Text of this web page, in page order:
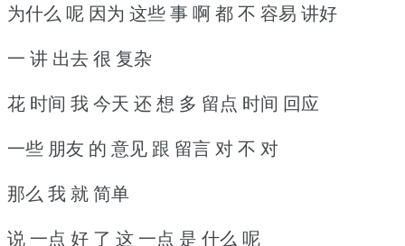
为什么 呢 因为 这些 事 啊 都 不 容易 讲好
一 讲 出去 很 复杂
花 时间 我 今天 还 想 多 留点 时间 回应
一些 朋友 的 意见 跟 留言 对 不 对
那么 我 就 简单
说 一点 好 了 这 一点 是 什么 呢